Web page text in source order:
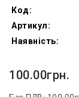
Код:
Артикул:
Наявність:
100.00грн.